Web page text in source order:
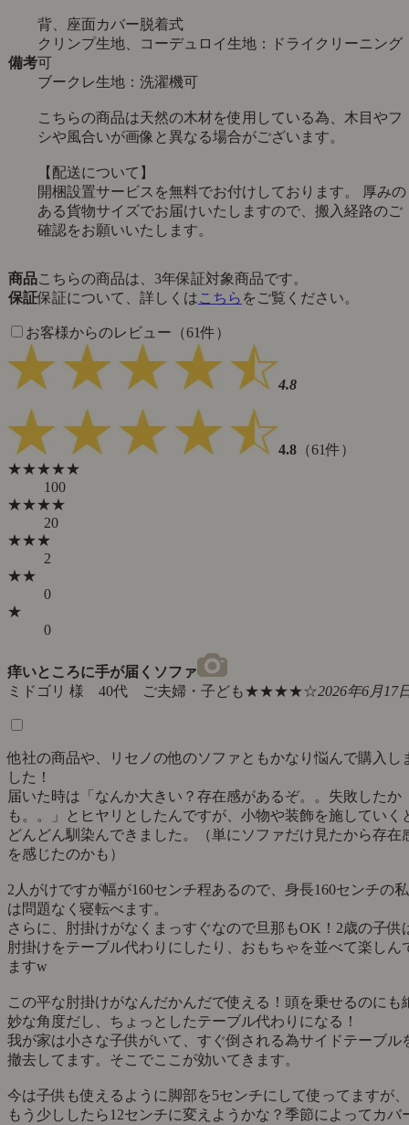
備考
背、座面カバー脱着式
クリンプ生地、コーデュロイ生地：ドライクリーニング
可
ブークレ生地：洗濯機可
こちらの商品は天然の木材を使用している為、木目やフ
シや風合いが画像と異なる場合がございます。
【配送について】
開梱設置サービスを無料でお付けしております。 厚みの
ある貨物サイズでお届けいたしますので、搬入経路のご
確認をお願いいたします。
商品
保証
こちらの商品は、3年保証対象商品です。
保証について、詳しくはこちら をご覧ください。
お客様からのレビュー（61件）
4.8
4.8 （61件）
★★★★★
100
★★★★
20
★★★
2
★★
0
★
0
痒いところに手が届くソファ
ミドゴリ 様 40代 ご夫婦・子ども★★★★☆2026年6月17
他社の商品や、リセノの他のソファともかなり悩んで購入し
した！
届いた時は「なんか大きい？存在感があるぞ。。失敗したか
も。。」とヒヤリとしたんですが、小物や装飾を施していく
どんどん馴染んできました。（単にソファだけ見たから存在
を感じたのかも）
2人がけですが幅が160センチ程あるので、身長160センチの私
は問題なく寝転べます。
さらに、肘掛けがなくまっすぐなので旦那もOK！2歳の子供
肘掛けをテーブル代わりにしたり、おもちゃを並べて楽しん
ますw
この平な肘掛けがなんだかんだで使える！頭を乗せるのにも
妙な角度だし、ちょっとしたテーブル代わりになる！
我が家は小さな子供がいて、すぐ倒される為サイドテーブル
撤去してます。そこでここが効いてきます。
今は子供も使えるように脚部を5センチにして使ってますが、
もう少ししたら12センチに変えようかな？季節によってカバ